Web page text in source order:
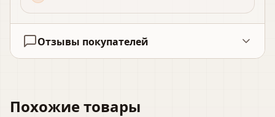
Отзывы покупателей
Похожие товары